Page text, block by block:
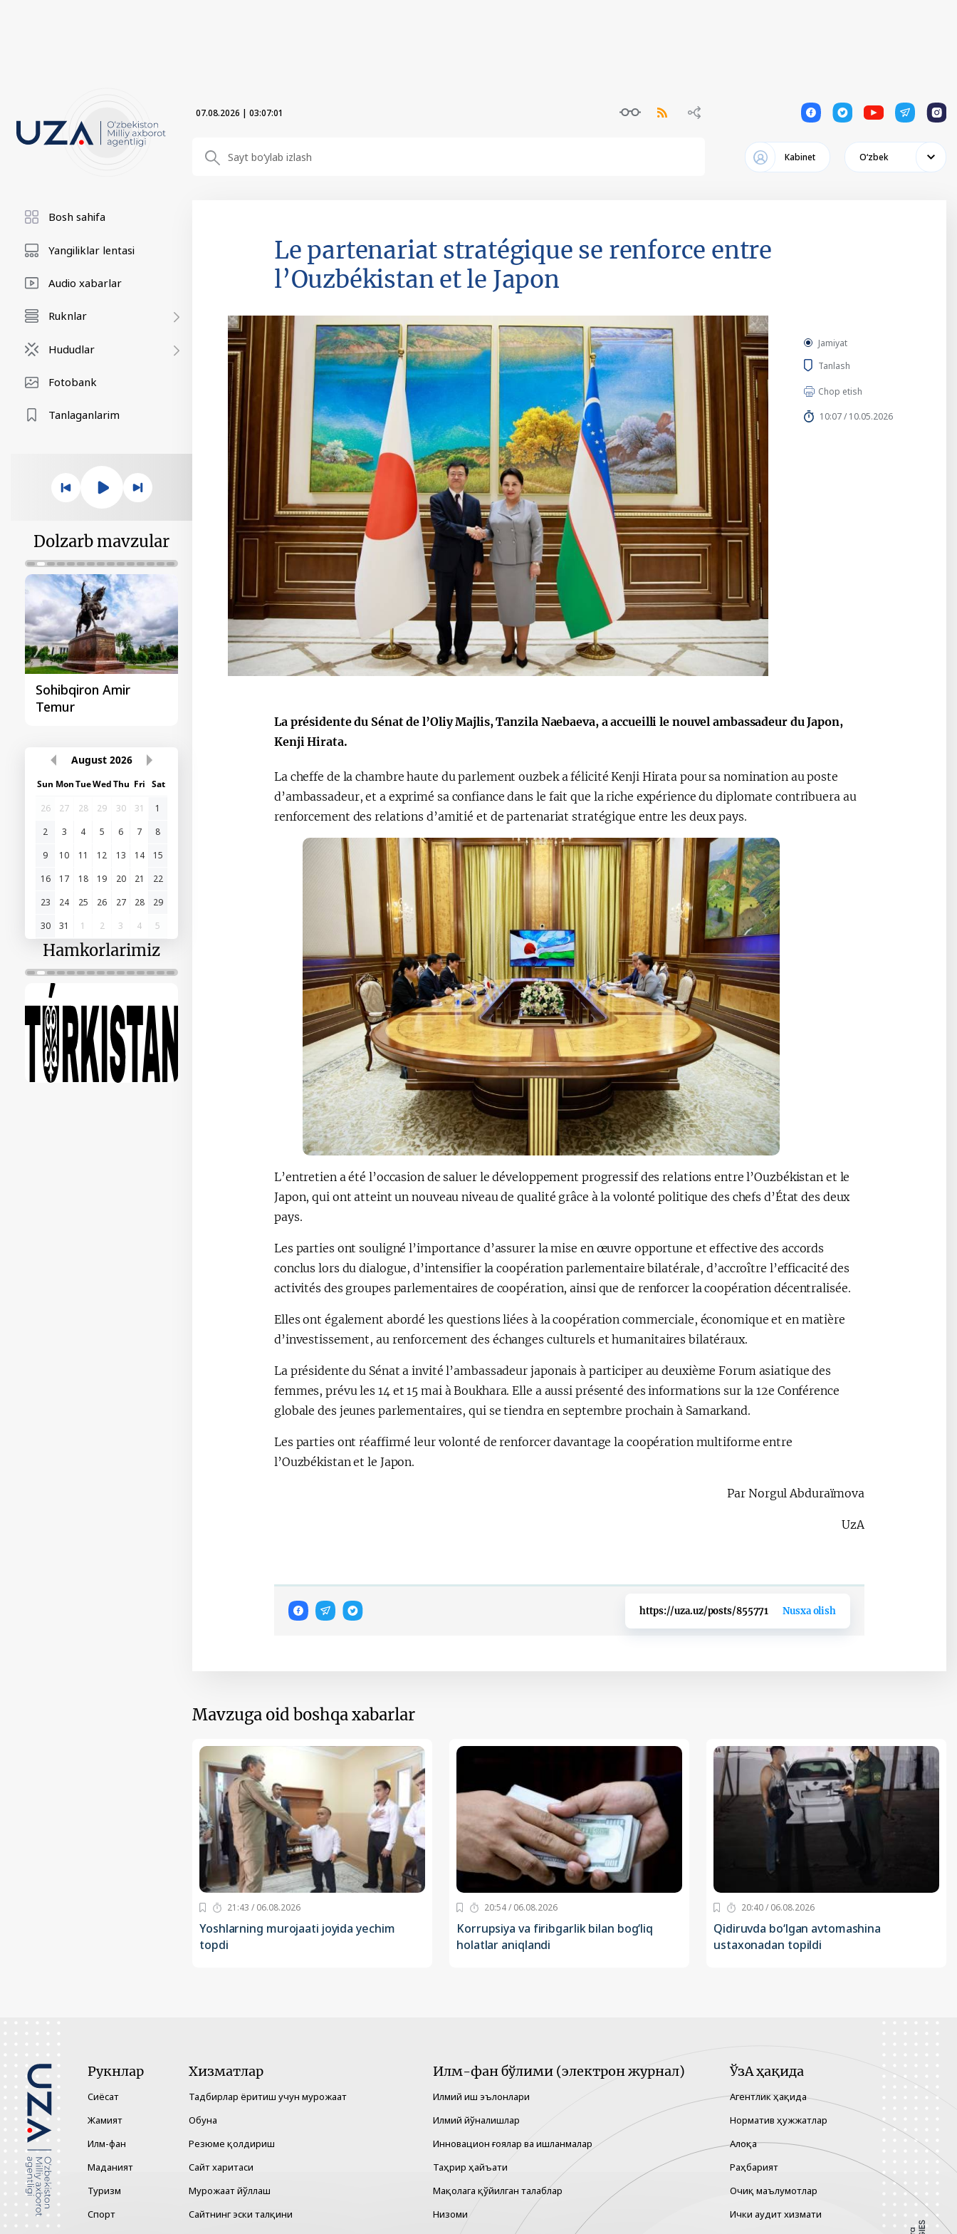
07.08.2026 | 03:07:02 1 1 1 1 1
Кabinet Oʻzbek
Bosh sahifa
Yangiliklar lentasi
Audio xabarlar
Ruknlar
Hududlar
Fotobank
Tanlaganlarim
Dolzarb mavzular
Sohibqiron Amir
Temur
August 2026
Sun MonTueWedThu Fri Sat
26
27 28 29 30 31
1
2
3 4 5 6 7
8
9
10 11 12 13 14
15
16
17 18 19 20 21
22
23
24 25 26 27 28
29
30
31 1 2 3 4 5
Hamkorlarimiz
Le partenariat stratégique se renforce entre
l’Ouzbékistan et le Japon
Jamiyat
Tanlash
Chop etish
10:07 / 10.05.2026
La présidente du Sénat de l’Oliy Majlis, Tanzila Naebaeva, a accueilli le nouvel ambassadeur du Japon,
Kenji Hirata.
La cheffe de la chambre haute du parlement ouzbek a félicité Kenji Hirata pour sa nomination au poste
d’ambassadeur, et a exprimé sa confiance dans le fait que la riche expérience du diplomate contribuera au
renforcement des relations d’amitié et de partenariat stratégique entre les deux pays.
L’entretien a été l’occasion de saluer le développement progressif des relations entre l’Ouzbékistan et le
Japon, qui ont atteint un nouveau niveau de qualité grâce à la volonté politique des chefs d’État des deux
pays.
Les parties ont souligné l’importance d’assurer la mise en œuvre opportune et effective des accords
conclus lors du dialogue, d’intensifier la coopération parlementaire bilatérale, d’accroître l’efficacité des
activités des groupes parlementaires de coopération, ainsi que de renforcer la coopération décentralisée.
Elles ont également abordé les questions liées à la coopération commerciale, économique et en matière
d’investissement, au renforcement des échanges culturels et humanitaires bilatéraux.
La présidente du Sénat a invité l’ambassadeur japonais à participer au deuxième Forum asiatique des
femmes, prévu les 14 et 15 mai à Boukhara. Elle a aussi présenté des informations sur la 12e Conférence
globale des jeunes parlementaires, qui se tiendra en septembre prochain à Samarkand.
Les parties ont réaffirmé leur volonté de renforcer davantage la coopération multiforme entre
l’Ouzbékistan et le Japon.
Par Norgul Abduraïmova
UzA
https://uza.uz/posts/855771 Nusxa olish
Mavzuga oid boshqa xabarlar
21:43 / 06.08.2026
Yoshlarning murojaati joyida yechim
topdi
20:54 / 06.08.2026
Korrupsiya va firibgarlik bilan bog‘liq
holatlar aniqlandi
20:40 / 06.08.2026
Qidiruvda bo‘lgan avtomashina
ustaxonadan topildi
Рукнлар
Сиёсат
Жамият
Илм-фан
Маданият
Туризм
Спорт
Хизматлар
Тадбирлар ёритиш учун мурожаат
Обуна
Резюме қолдириш
Сайт харитаси
Мурожаат йўллаш
Сайтнинг эски талқини
Илм-фан бўлими (электрон журнал)
Илмий иш эълонлари
Илмий йўналишлар
Инновацион ғоялар ва ишланмалар
Таҳрир ҳайъати
Мақолага қўйилган талаблар
Низоми
ЎзА ҳақида
Агентлик ҳақида
Норматив ҳужжатлар
Алоқа
Раҳбарият
Очиқ маълумотлар
Ички аудит хизмати